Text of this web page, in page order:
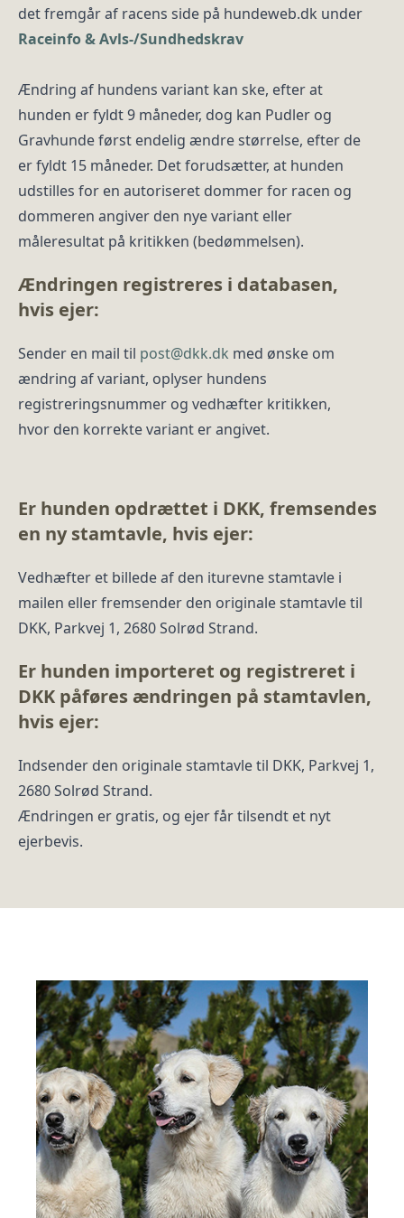
det fremgår af racens side på hundeweb.dk under
Raceinfo & Avls-/Sundhedskrav
Ændring af hundens variant kan ske, efter at
hunden er fyldt 9 måneder, dog kan Pudler og
Gravhunde først endelig ændre størrelse, efter de
er fyldt 15 måneder. Det forudsætter, at hunden
udstilles for en autoriseret dommer for racen og
dommeren angiver den nye variant eller
måleresultat på kritikken (bedømmelsen).
Ændringen registreres i databasen,
hvis ejer:
Sender en mail til post@dkk.dk med ønske om
ændring af variant, oplyser hundens
registreringsnummer og vedhæfter kritikken,
hvor den korrekte variant er angivet.
Er hunden opdrættet i DKK, fremsendes
en ny stamtavle, hvis ejer:
Vedhæfter et billede af den iturevne stamtavle i
mailen eller fremsender den originale stamtavle til
DKK, Parkvej 1, 2680 Solrød Strand.
Er hunden importeret og registreret i
DKK påføres ændringen på stamtavlen,
hvis ejer:
Indsender den originale stamtavle til DKK, Parkvej 1,
2680 Solrød Strand.
Ændringen er gratis, og ejer får tilsendt et nyt
ejerbevis.